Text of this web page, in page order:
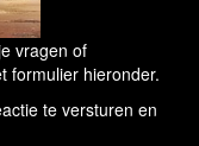
vragen of
formulier hieronder.
te versturen en